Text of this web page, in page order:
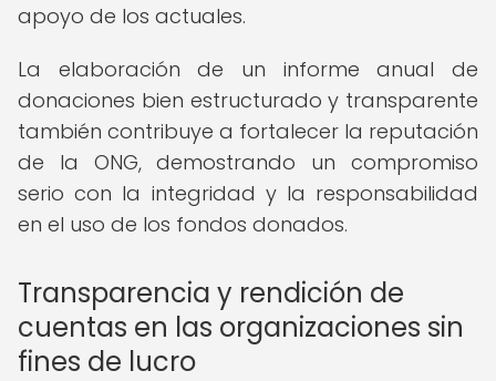
apoyo de los actuales.
La elaboración de un informe anual de
donaciones bien estructurado y transparente
también contribuye a fortalecer la reputación
de la ONG, demostrando un compromiso
serio con la integridad y la responsabilidad
en el uso de los fondos donados.
Transparencia y rendición de
cuentas en las organizaciones sin
fines de lucro